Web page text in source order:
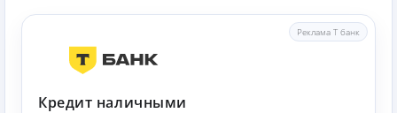
Реклама Т банк
Кредит наличными